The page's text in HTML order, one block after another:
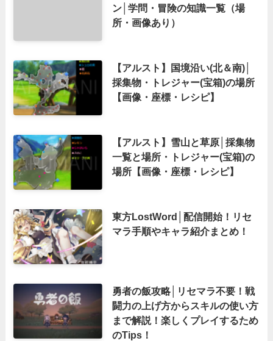
ン│学問・冒険の知識一覧（場
所・画像あり）
【アルスト】国境沿い(北＆南)│
採集物・トレジャー(宝箱)の場所
【画像・座標・レシピ】
【アルスト】雪山と草原│採集物
一覧と場所・トレジャー(宝箱)の
場所【画像・座標・レシピ】
東方LostWord│配信開始！リセ
マラ手順やキャラ紹介まとめ！
勇者の飯攻略│リセマラ不要！戦
闘力の上げ方からスキルの使い方
まで解説！楽しくプレイするため
のTips！